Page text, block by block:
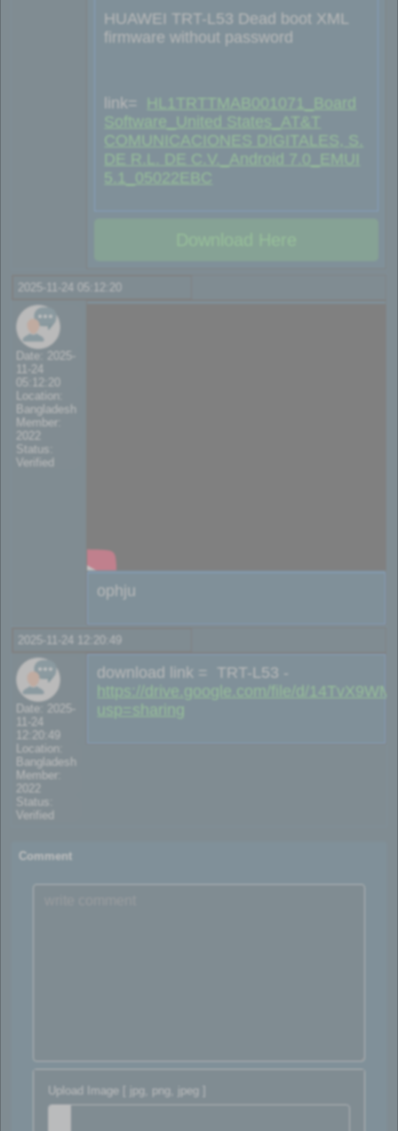
HUAWEI TRT-L53 Dead boot XML
firmware without password
link=
HL1TRTTMAB001071_Board
Software_United States_AT&T
COMUNICACIONES DIGITALES, S.
DE R.L. DE C.V._Android 7.0_EMUI
5.1_05022EBC
2025-11-24 05:12:20
Date: 2025-
11-24
05:12:20
Location:
Bangladesh
Member:
2022
Status:
Verified
ophju
2025-11-24 12:20:49
Date: 2025-
11-24
12:20:49
Location:
Bangladesh
Member:
2022
Status:
Verified
download link = TRT-L53 -
https://drive.google.com/file/d/
usp=sharing
Comment
Upload Image [ jpg, png, jpeg ]